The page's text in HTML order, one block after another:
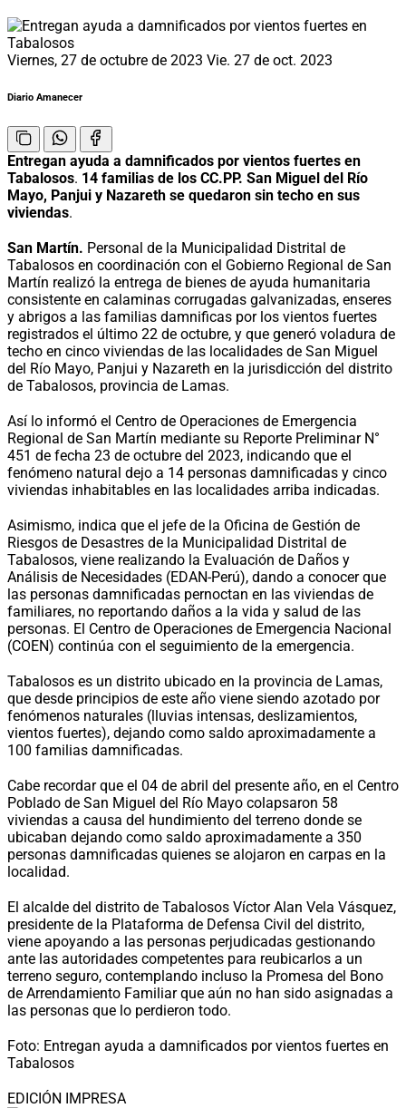
Viernes, 27 de octubre de 2023 Vie. 27 de oct. 2023
Diario Amanecer
Entregan ayuda a damnificados por vientos fuertes en
Tabalosos. 14 familias de los CC.PP. San Miguel del Río
Mayo, Panjui y Nazareth se quedaron sin techo en sus
viviendas.
San Martín. Personal de la Municipalidad Distrital de
Tabalosos en coordinación con el Gobierno Regional de San
Martín realizó la entrega de bienes de ayuda humanitaria
consistente en calaminas corrugadas galvanizadas, enseres
y abrigos a las familias damnificas por los vientos fuertes
registrados el último 22 de octubre, y que generó voladura de
techo en cinco viviendas de las localidades de San Miguel
del Río Mayo, Panjui y Nazareth en la jurisdicción del distrito
de Tabalosos, provincia de Lamas.
Así lo informó el Centro de Operaciones de Emergencia
Regional de San Martín mediante su Reporte Preliminar N°
451 de fecha 23 de octubre del 2023, indicando que el
fenómeno natural dejo a 14 personas damnificadas y cinco
viviendas inhabitables en las localidades arriba indicadas.
Asimismo, indica que el jefe de la Oficina de Gestión de
Riesgos de Desastres de la Municipalidad Distrital de
Tabalosos, viene realizando la Evaluación de Daños y
Análisis de Necesidades (EDAN-Perú), dando a conocer que
las personas damnificadas pernoctan en las viviendas de
familiares, no reportando daños a la vida y salud de las
personas. El Centro de Operaciones de Emergencia Nacional
(COEN) continúa con el seguimiento de la emergencia.
Tabalosos es un distrito ubicado en la provincia de Lamas,
que desde principios de este año viene siendo azotado por
fenómenos naturales (lluvias intensas, deslizamientos,
vientos fuertes), dejando como saldo aproximadamente a
100 familias damnificadas.
Cabe recordar que el 04 de abril del presente año, en el Centro
Poblado de San Miguel del Río Mayo colapsaron 58
viviendas a causa del hundimiento del terreno donde se
ubicaban dejando como saldo aproximadamente a 350
personas damnificadas quienes se alojaron en carpas en la
localidad.
El alcalde del distrito de Tabalosos Víctor Alan Vela Vásquez,
presidente de la Plataforma de Defensa Civil del distrito,
viene apoyando a las personas perjudicadas gestionando
ante las autoridades competentes para reubicarlos a un
terreno seguro, contemplando incluso la Promesa del Bono
de Arrendamiento Familiar que aún no han sido asignadas a
las personas que lo perdieron todo.
Foto: Entregan ayuda a damnificados por vientos fuertes en
Tabalosos
EDICIÓN IMPRESA